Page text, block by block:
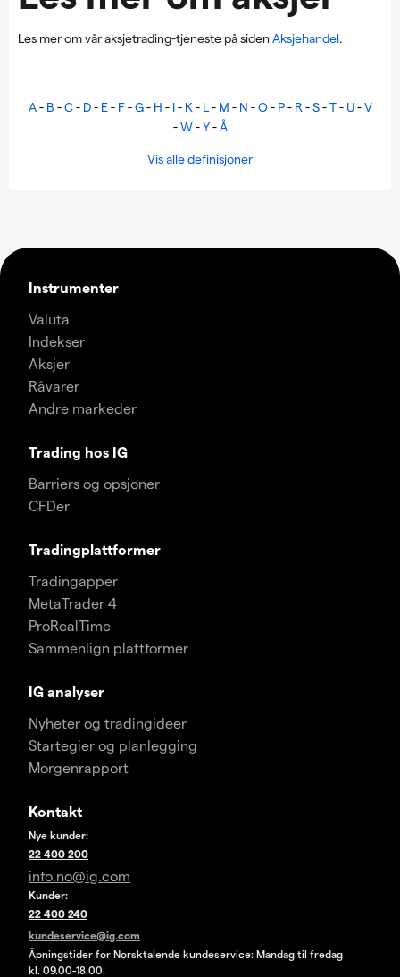
Les mer om vår aksjetrading-tjeneste på siden Aksjehandel.
A- B -C- D- E- F-G- H - I- K - L- M - N -O- P- R -S-T- U-V
-W-Y-Å
Vis alle definisjoner
Instrumenter
Valuta
Indekser
Aksjer
Råvarer
Andre markeder
Trading hos IG
Barriers og opsjoner
CFDer
Tradingplattformer
Tradingapper
MetaTrader 4
ProRealTime
Sammenlign plattformer
IG analyser
Nyheter og tradingideer
Startegier og planlegging
Morgenrapport
Kontakt
Nye kunder:
22 400 200
info.no​@ig.com
Kunder:
22 400 240
kundeservice@ig.com
Åpningstider for Norsktalende kundeservice: Mandag til fredag
kl. 09.00-18.00.